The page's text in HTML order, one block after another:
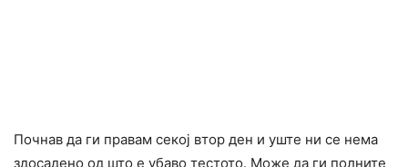
Почнав да ги правам секој втор ден и уште ни се нема
здосадено од што е убаво тестото. Може да ги полните